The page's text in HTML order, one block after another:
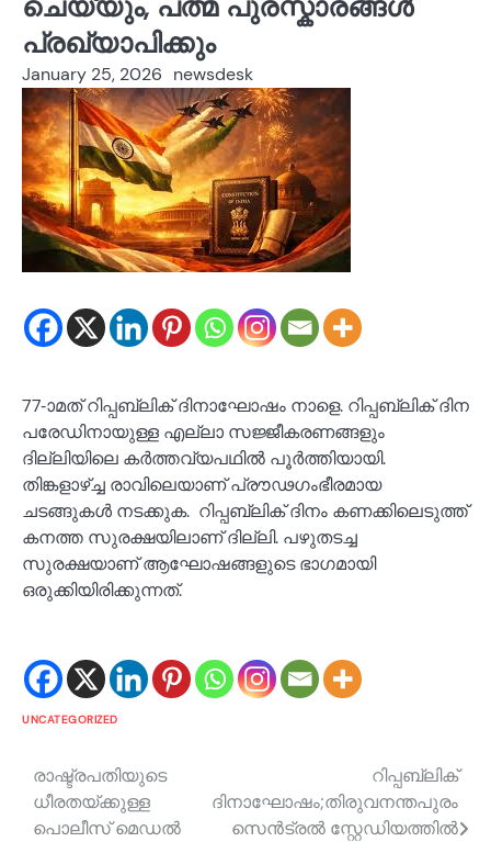
പ്രഖ്യാപിക്കും
January 25, 2026 newsdesk
77-ാമത് റിപ്പബ്ലിക് ദിനാഘോഷം നാളെ. റിപ്പബ്ലിക് ദിന
പരേഡിനായുള്ള എല്ലാ സജ്ജീകരണങ്ങളും
ദില്ലിയിലെ കർത്തവ്യപഥിൽ പൂർത്തിയായി.
തിങ്കളാഴ്ച്ച രാവിലെയാണ് പ്രൗഢഗംഭീരമായ
ചടങ്ങുകൾ നടക്കുക. റിപ്പബ്ലിക് ദിനം കണക്കിലെടുത്ത്
കനത്ത സുരക്ഷയിലാണ് ദില്ലി. പഴുതടച്ച
സുരക്ഷയാണ് ആഘോഷങ്ങളുടെ ഭാഗമായി
ഒരുക്കിയിരിക്കുന്നത്.
UNCATEGORIZED
Post
navigation
രാഷ്ട്രപതിയുടെ
ധീരതയ്ക്കുള്ള
പൊലീസ് മെഡൽ
റിപ്പബ്ലിക്
ദിനാഘോഷം;തിരുവനന്തപുരം
സെന്‍ട്രല്‍ സ്റ്റേഡിയത്തില്‍